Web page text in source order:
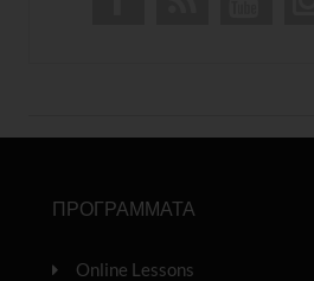
ΠΡΟΓΡΑΜΜΑΤΑ
Online Lessons